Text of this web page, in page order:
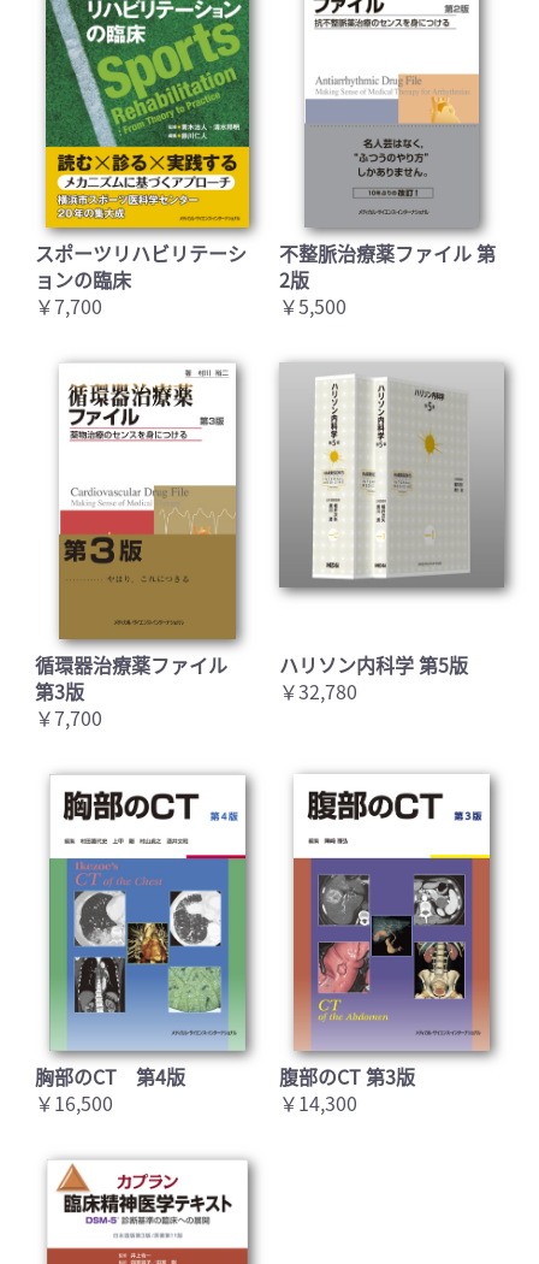
スポーツリハビリテーシ
ョンの臨床
￥7,700
不整脈治療薬ファイル 第
2版
￥5,500
循環器治療薬ファイル
第3版
￥7,700
ハリソン内科学 第5版
￥32,780
胸部のCT 第4版
￥16,500
腹部のCT 第3版
￥14,300